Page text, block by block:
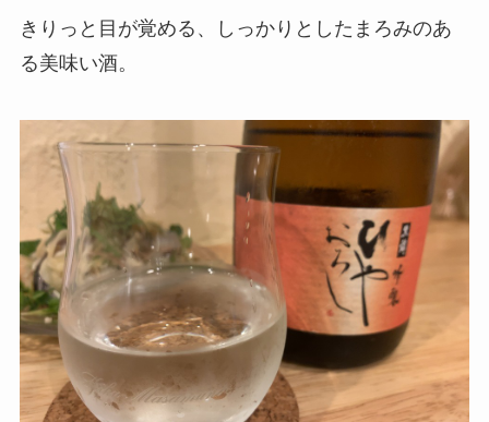
きりっと目が覚める、しっかりとしたまろみのあ
る美味い酒。